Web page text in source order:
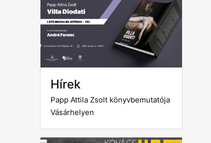
Hírek
Papp Attila Zsolt könyvbemutatója
Vásárhelyen